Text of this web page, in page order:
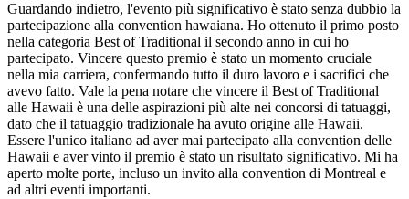
Guardando indietro, l'evento più significativo è stato senza dubbio la
partecipazione alla convention hawaiana. Ho ottenuto il primo posto
nella categoria Best of Traditional il secondo anno in cui ho
partecipato. Vincere questo premio è stato un momento cruciale
nella mia carriera, confermando tutto il duro lavoro e i sacrifici che
avevo fatto. Vale la pena notare che vincere il Best of Traditional
alle Hawaii è una delle aspirazioni più alte nei concorsi di tatuaggi,
dato che il tatuaggio tradizionale ha avuto origine alle Hawaii.
Essere l'unico italiano ad aver mai partecipato alla convention delle
Hawaii e aver vinto il premio è stato un risultato significativo. Mi ha
aperto molte porte, incluso un invito alla convention di Montreal e
ad altri eventi importanti.